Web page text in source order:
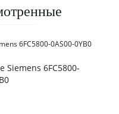
Siemens 6FC5800-